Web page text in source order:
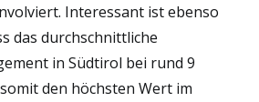
Interessant ist ebenso
das durchschnittliche
in Südtirol bei rund 9
den höchsten Wert im